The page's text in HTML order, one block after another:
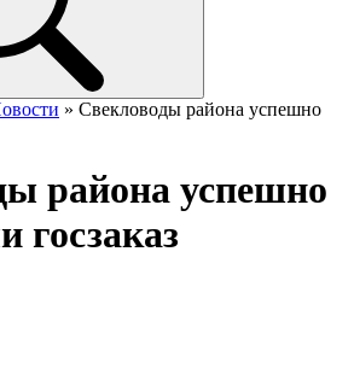
» Свекловоды района успешно
района успешно
госзаказ